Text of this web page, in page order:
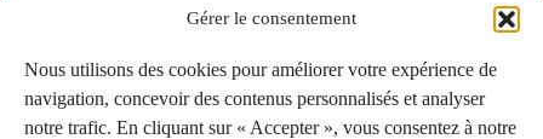
Gérer le consentement
Nous utilisons des cookies pour améliorer votre expérience de
navigation, concevoir des contenus personnalisés et analyser
notre trafic. En cliquant sur « Accepter », vous consentez à notre
Conditions générales de vente
Réductions de la Carte Côté Courrier
Application